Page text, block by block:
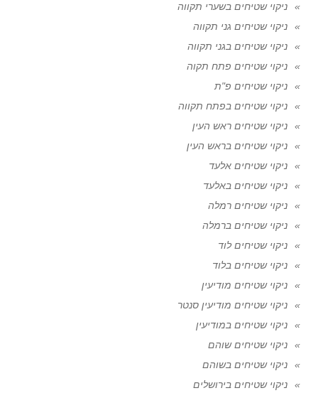
ניקוי שטיחים בשערי תקווה
ניקוי שטיחים גני תקווה
ניקוי שטיחים בגני תקווה
ניקוי שטיחים פתח תקוה
ניקוי שטיחים פ"ת
ניקוי שטיחים בפתח תקווה
ניקוי שטיחים ראש העין
ניקוי שטיחים בראש העין
ניקוי שטיחים אלעד
ניקוי שטיחים באלעד
ניקוי שטיחים רמלה
ניקוי שטיחים ברמלה
ניקוי שטיחים לוד
ניקוי שטיחים בלוד
ניקוי שטיחים מודיעין
ניקוי שטיחים מודיעין סנטר
ניקוי שטיחים במודיעין
ניקוי שטיחים שוהם
ניקוי שטיחים בשוהם
ניקוי שטיחים בירושלים